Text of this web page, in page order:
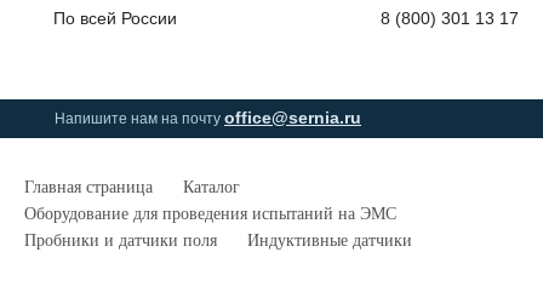
По всей России 8 (800) 301 13 17
Напишите нам на почту office@sernia.ru
Главная страница
Каталог
Оборудование для проведения испытаний на ЭМС
Пробники и датчики поля
Индуктивные датчики